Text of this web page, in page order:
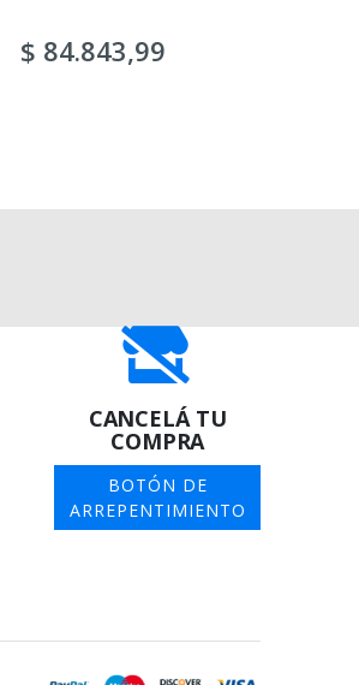
$ 84.843,99
CANCELÁ TU
COMPRA
BOTÓN DE
ARREPENTIMIENTO